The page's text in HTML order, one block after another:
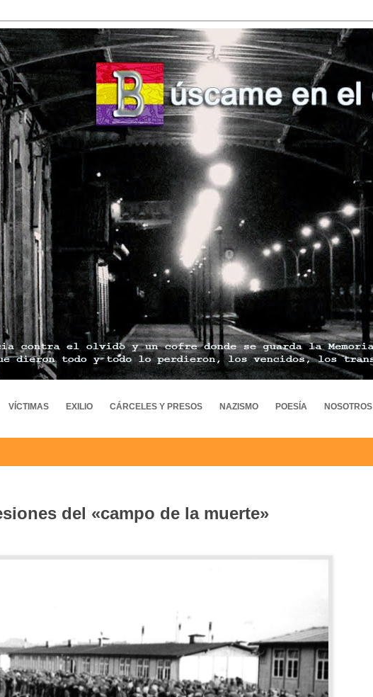
VÍCTIMAS EXILIO CÁRCELES Y PRESOS NAZISMO POESÍA NOSOTROS
del «campo de la muerte»